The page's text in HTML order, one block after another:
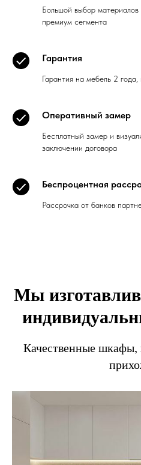
Большой выбор
премиум сегмента
Гарантия
Гарантия на мебель 2
Оперативный замер
Бесплатный замер и
заключении договора
Беспроцентная
Рассрочка от банков
Мы
Качественные шкафы,